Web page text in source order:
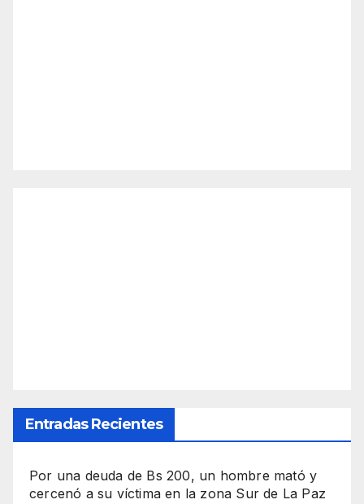
Entradas Recientes
Por una deuda de Bs 200, un hombre mató y
cercenó a su víctima en la zona Sur de La Paz